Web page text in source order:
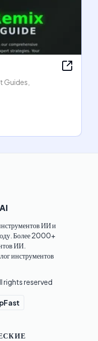
Guides,
ИИ и
Более 2000+
ИИ.
инструментов
rights reserved